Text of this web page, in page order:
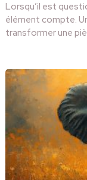
Lorsqu’il est
élément compte.
transformer une